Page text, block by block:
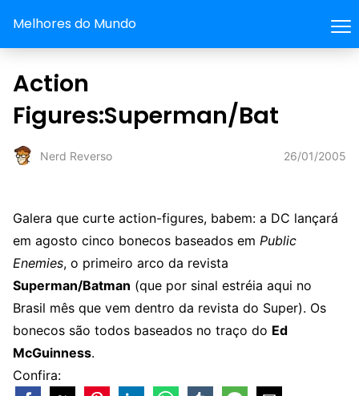
Melhores do Mundo
Action
Figures:Superman/Bat
Nerd Reverso 26/01/2005
Galera que curte action-figures, babem: a DC lançará
em agosto cinco bonecos baseados em Public
Enemies, o primeiro arco da revista
Superman/Batman (que por sinal estréia aqui no
Brasil mês que vem dentro da revista do Super). Os
bonecos são todos baseados no traço do Ed
McGuinness.
Confira: